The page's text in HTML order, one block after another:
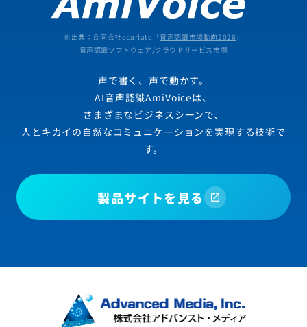
※出典：合同会社ecarlate「音声認識市場動向2026 」
音声認識ソフトウェア/クラウドサービス市場
声で書く、声で動かす。
AI音声認識AmiVoiceは、
さまざまなビジネスシーンで、
人とキカイの自然なコミュニケーションを実現する技術で
す。
製品サイトを見る